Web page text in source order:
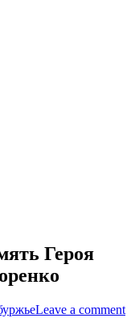
Героя
Leave a comment